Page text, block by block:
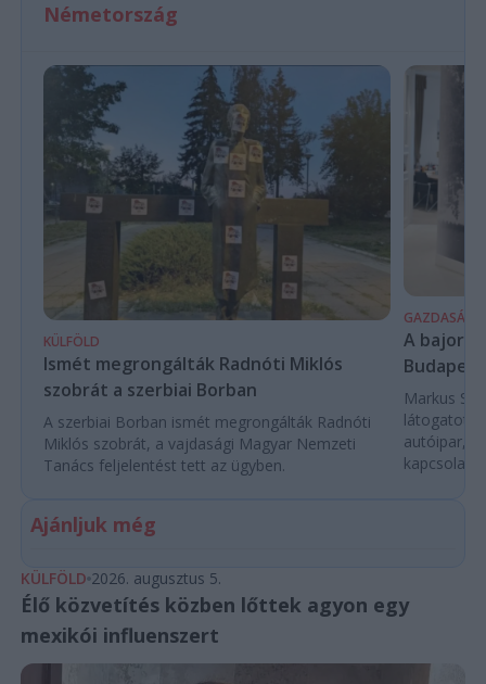
Németország
KÜLFÖLD
Ismét megrongálták Radnóti Miklós
szobrát a szerbiai Borban
A szerbiai Borban ismét megrongálták Radnóti
Miklós szobrát, a vajdasági Magyar Nemzeti
Tanács feljelentést tett az ügyben.
GAZDASÁG
A bajor
Markus
látogatott
autóipar,
Ajánljuk még
KÜLFÖLD 2026. augusztus 5.
Élő közvetítés közben lőttek agyon egy
mexikói influenszert